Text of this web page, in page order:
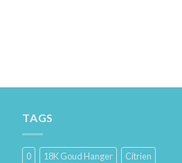
TAGS
0 18K Goud Hanger
Citrien